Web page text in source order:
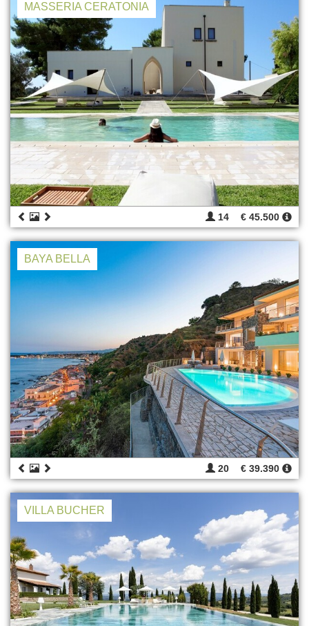
MASSERIA CERATONIA
14 € 45.500
BAYA BELLA
20 € 39.390
VILLA BUCHER